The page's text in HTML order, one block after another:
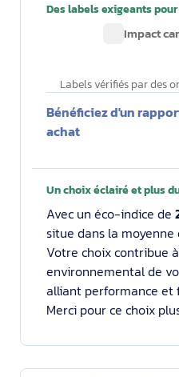
Des labels exigeants
Impact
Labels vérifiés par des
Bénéficiez d'un
achat
Un choix éclairé et plus
Avec un éco-indice de
situe dans la moyenne
Votre choix contribue
environnemental de
alliant performance et
Merci pour ce choix